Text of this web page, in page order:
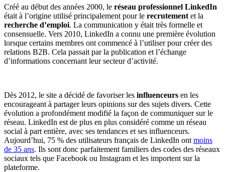
Créé au début des années 2000, le réseau professionnel LinkedIn
était à l’origine utilisé principalement pour le recrutement et la
recherche d’emploi. La communication y était très formelle et
consensuelle. Vers 2010, LinkedIn a connu une première évolution
lorsque certains membres ont commencé à l’utiliser pour créer des
relations B2B. Cela passait par la publication et l’échange
d’informations concernant leur secteur d’activité.
Dès 2012, le site a décidé de favoriser les influenceurs en les
encourageant à partager leurs opinions sur des sujets divers. Cette
évolution a profondément modifié la façon de communiquer sur le
réseau. LinkedIn est de plus en plus considéré comme un réseau
social à part entière, avec ses tendances et ses influenceurs.
Aujourd’hui, 75 % des utilisateurs français de LinkedIn ont moins
de 35 ans. Ils sont donc parfaitement familiers des codes des réseaux
sociaux tels que Facebook ou Instagram et les importent sur la
plateforme.